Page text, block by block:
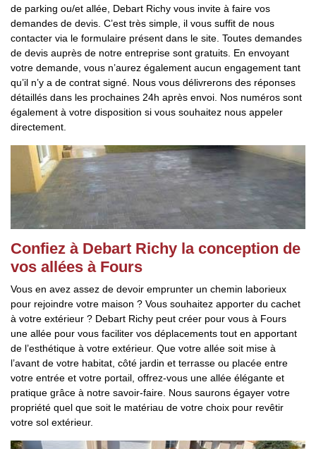
de parking ou/et allée, Debart Richy vous invite à faire vos
demandes de devis. C’est très simple, il vous suffit de nous
contacter via le formulaire présent dans le site. Toutes demandes
de devis auprès de notre entreprise sont gratuits. En envoyant
votre demande, vous n’aurez également aucun engagement tant
qu’il n’y a de contrat signé. Nous vous délivrerons des réponses
détaillés dans les prochaines 24h après envoi. Nos numéros sont
également à votre disposition si vous souhaitez nous appeler
directement.
Confiez à Debart Richy la conception de
vos allées à Fours
Vous en avez assez de devoir emprunter un chemin laborieux
pour rejoindre votre maison ? Vous souhaitez apporter du cachet
à votre extérieur ? Debart Richy peut créer pour vous à Fours
une allée pour vous faciliter vos déplacements tout en apportant
de l’esthétique à votre extérieur. Que votre allée soit mise à
l’avant de votre habitat, côté jardin et terrasse ou placée entre
votre entrée et votre portail, offrez-vous une allée élégante et
pratique grâce à notre savoir-faire. Nous saurons égayer votre
propriété quel que soit le matériau de votre choix pour revêtir
votre sol extérieur.